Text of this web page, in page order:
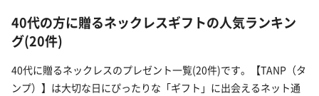
40代の方に贈るネックレスギフトの人気ランキン
グ(20件)
40代に贈るネックレスのプレゼント一覧(20件)です。【TANP（タ
ンプ）】は大切な日にぴったりな「ギフト」に出会えるネット通